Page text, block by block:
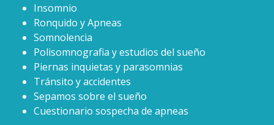
Insomnio
Ronquido y Apneas
Somnolencia
Polisomnografia y estudios del sueño
Piernas inquietas y parasomnias
Tránsito y accidentes
Sepamos sobre el sueño
Cuestionario sospecha de apneas